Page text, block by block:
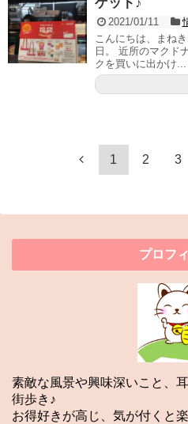
ゲット♪
2021/01/11
こんにちは、まね
日。 近所のマクド
クを買いに出かけ...
1 2 3
プロフ
素敵な風景や興味深いこと、
街歩き♪
お得好きが高じ、気が付くと